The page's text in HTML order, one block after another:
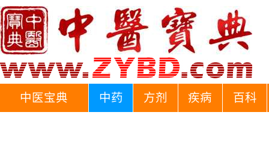
中医宝典 中药 方剂 疾病 百科